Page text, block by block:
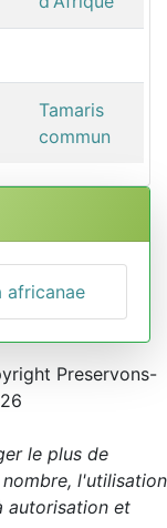
Tamaris
commun
africanae
Preservons-
le plus de
l'utilisation
autorisation et